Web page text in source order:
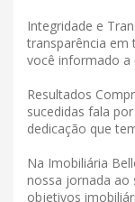
Integridade e
transparência em
você informado a
Resultados
sucedidas fala
dedicação que
Na Imobiliária
nossa jornada ao
objetivos